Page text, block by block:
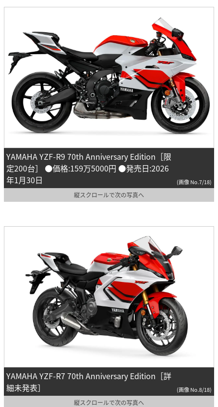
YAMAHA YZF-R9 70th Anniversary Edition［限
定200台］ ●価格:159万5000円 ●発売日:2026
年1月30日
(画像 No.7/18)
縦スクロールで次の写真へ
YAMAHA YZF-R7 70th Anniversary Edition［詳
細未発表］
(画像 No.8/18)
縦スクロールで次の写真へ